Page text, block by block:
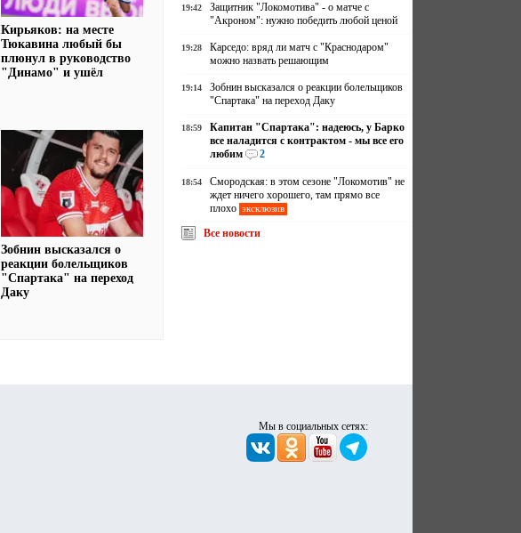
Кирьяков: на месте
Тюкавина любый бы
плюнул в руководство
"Динамо" и ушёл
Зобнин высказался о
реакции болельщиков
"Спартака" на переход
Даку
19:42
Защитник "Локомотива" - о матче с
"Акроном": нужно победить любой ценой
19:28
Карседо: вряд ли матч с "Краснодаром"
можно назвать решающим
19:14
Зобнин высказался о реакции болельщиков
"Спартака" на переход Даку
18:59
Капитан "Спартака": надеюсь, у Барко
все наладится с контрактом - мы все его
любим
2
18:54
Смородская: в этом сезоне "Локомотив" не
ждет ничего хорошего, там прямо все
плохо эксклюзив
Все новости
Мы в социальных сетях: